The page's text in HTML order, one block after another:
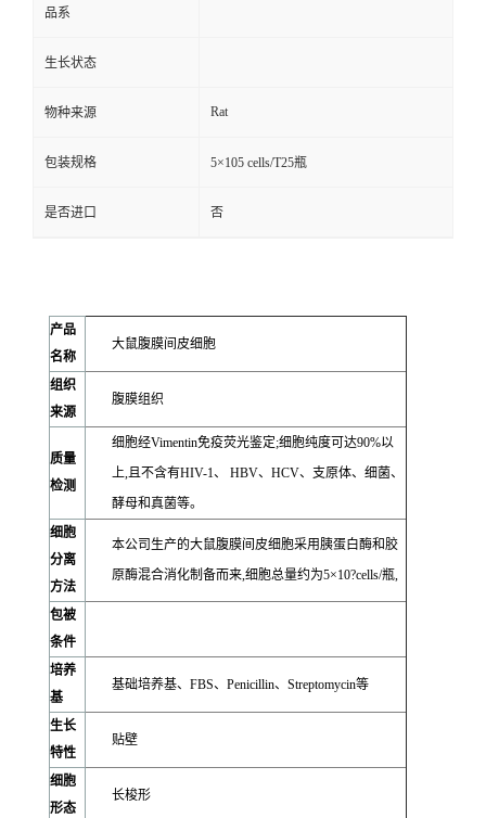
品系
生长状态
物种来源 Rat
包装规格 5×105 cells/T25瓶
是否进口 否
产品
名称
大鼠腹膜间皮细胞
组织
来源
腹膜组织
质量
检测
细胞经Vimentin免疫荧光鉴定;细胞纯度可达90%以
上,且不含有HIV-1、 HBV、HCV、支原体、细菌、
酵母和真菌等。
细胞
分离
方法
本公司生产的大鼠腹膜间皮细胞采用胰蛋白酶和胶
原酶混合消化制备而来,细胞总量约为5×10?cells/瓶,
包被
条件
培养
基
基础培养基、FBS、Penicillin、Streptomycin等
生长
特性
贴壁
细胞
形态
长梭形